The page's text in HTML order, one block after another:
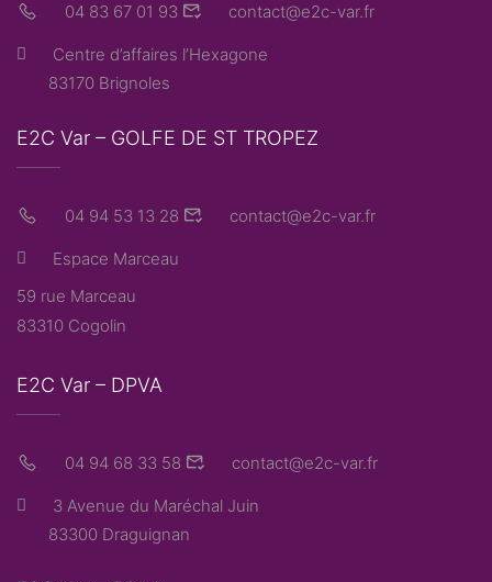
04 83 67 01 93 contact@e2c-var.fr
Centre d’affaires l’Hexagone
83170 Brignoles
E2C Var – GOLFE DE ST TROPEZ
04 94 53 13 28 contact@e2c-var.fr
Espace Marceau
59 rue Marceau
83310 Cogolin
E2C Var – DPVA
04 94 68 33 58 contact@e2c-var.fr
3 Avenue du Maréchal Juin
83300 Draguignan